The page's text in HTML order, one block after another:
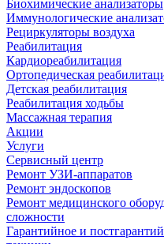
Биохимические анализаторы
Иммунологические
Рециркуляторы воздуха
Реабилитация
Кардиореабилитация
Ортопедическая
Детская реабилитация
Реабилитация ходьбы
Массажная терапия
Акции
Услуги
Сервисный центр
Ремонт УЗИ-аппаратов
Ремонт эндоскопов
Ремонт медицинского
сложности
Гарантийное и